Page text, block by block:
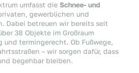
umfasst die Schnee- und
gewerblichen und
Dabei betreuen wir bereits seit
38 Objekte im Großraum
und termingerecht. Ob Fußwege,
– wir sorgen dafür, dass
begehbar bleiben.